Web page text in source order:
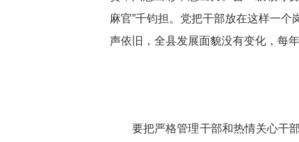
麻官”千钧担。党把干部放在这样一
声依旧，全县发展面貌没有变化，每
要把严格管理干部和热情关心干